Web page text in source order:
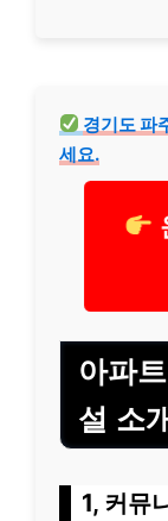
경기도 파
세요.
아파
설 소
1, 커뮤